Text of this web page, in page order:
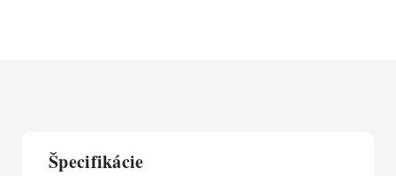
Špecifikácie